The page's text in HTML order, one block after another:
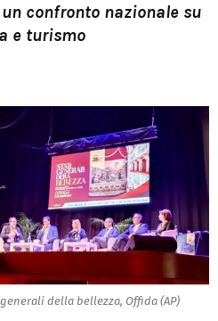
confronto nazionale su
e turismo
della bellezza, Offida (AP)